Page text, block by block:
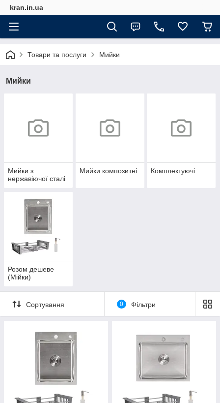
kran.in.ua
Товари та послуги Мийки
Мийки
Мийки з
нержавіючої сталі
Мийки композитні Комплектуючі
Розом дешеве
(Мійки)
Сортування 0 Фільтри